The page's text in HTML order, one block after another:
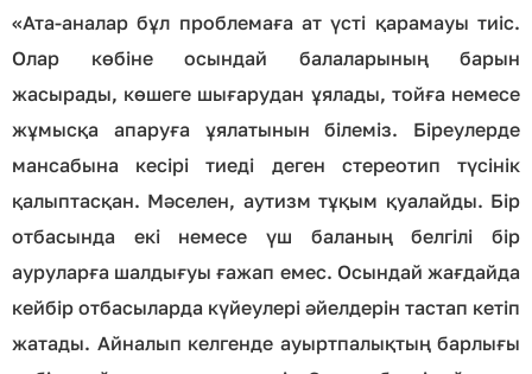
«Ата-аналар бұл проблемаға ат үсті қарамауы тиіс.
Олар көбіне осындай балаларының барын
жасырады, көшеге шығарудан ұялады, тойға немесе
жұмысқа апаруға ұялатынын білеміз. Біреулерде
мансабына кесірі тиеді деген стереотип түсінік
қалыптасқан. Мәселен, аутизм тұқым қуалайды. Бір
отбасында екі немесе үш баланың белгілі бір
ауруларға шалдығуы ғажап емес. Осындай жағдайда
кейбір отбасыларда күйеулері әйелдерін тастап кетіп
жатады. Айналып келгенде ауыртпалықтың барлығы